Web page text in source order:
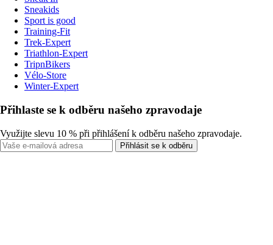
Sneakids
Sport is good
Training-Fit
Trek-Expert
Triathlon-Expert
TripnBikers
Vélo-Store
Winter-Expert
Přihlaste se k odběru našeho zpravodaje
Využijte slevu 10 % při přihlášení k odběru našeho zpravodaje.
Přihlásit se k odběru